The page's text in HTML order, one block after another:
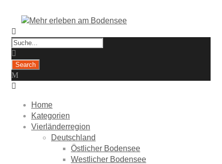
Home
Kategorien
Vierländerregion
Deutschland
Östlicher Bodensee
Westlicher Bodensee